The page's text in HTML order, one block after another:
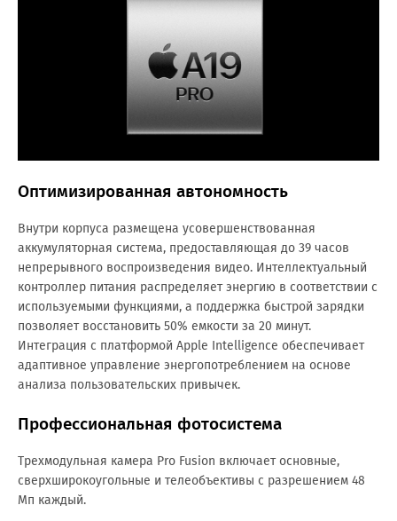
Оптимизированная автономность
Внутри корпуса размещена усовершенствованная
аккумуляторная система, предоставляющая до 39 часов
непрерывного воспроизведения видео. Интеллектуальный
контроллер питания распределяет энергию в соответствии с
используемыми функциями, а поддержка быстрой зарядки
позволяет восстановить 50% емкости за 20 минут.
Интеграция с платформой Apple Intelligence обеспечивает
адаптивное управление энергопотреблением на основе
анализа пользовательских привычек.
Профессиональная фотосистема
Трехмодульная камера Pro Fusion включает основные,
сверхширокоугольные и телеобъективы с разрешением 48
Мп каждый.